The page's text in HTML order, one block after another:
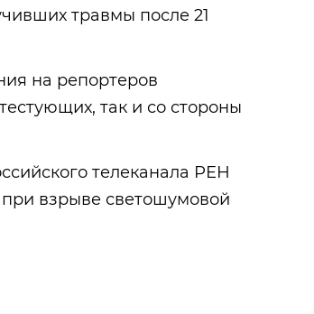
травмы после 21
на репортеров
так и со стороны
телеканала РЕН
взрыве светошумовой